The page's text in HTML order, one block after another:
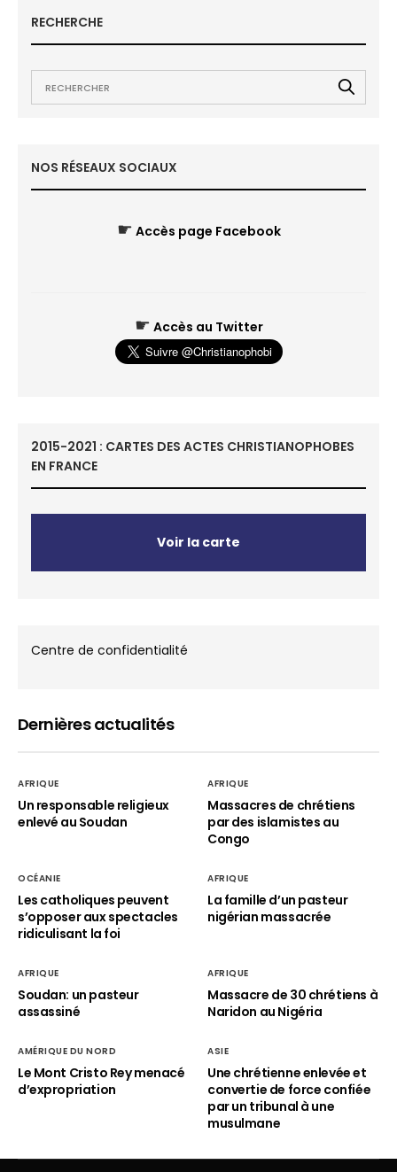
RECHERCHE
NOS RÉSEAUX SOCIAUX
☛ Accès page Facebook
☛ Accès au Twitter
2015-2021 : CARTES DES ACTES CHRISTIANOPHOBES
EN FRANCE
Voir la carte
Centre de confidentialité
Dernières actualités
AFRIQUE
Un responsable religieux
enlevé au Soudan
AFRIQUE
Massacres de chrétiens
par des islamistes au
Congo
OCÉANIE
Les catholiques peuvent
s’opposer aux spectacles
ridiculisant la foi
AFRIQUE
La famille d’un pasteur
nigérian massacrée
AFRIQUE
Soudan: un pasteur
assassiné
AFRIQUE
Massacre de 30 chrétiens à
Naridon au Nigéria
AMÉRIQUE DU NORD
Le Mont Cristo Rey menacé
d’expropriation
ASIE
Une chrétienne enlevée et
convertie de force confiée
par un tribunal à une
musulmane